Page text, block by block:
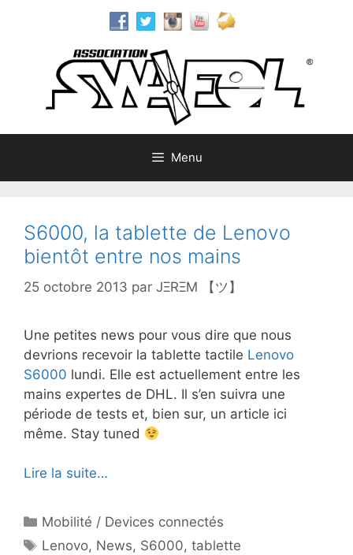
Menu
S6000, la tablette de Lenovo
bientôt entre nos mains
25 octobre 2013 par JΞRΞM 【ツ】
Une petites news pour vous dire que nous
devrions recevoir la tablette tactile Lenovo
S6000 lundi. Elle est actuellement entre les
mains expertes de DHL. Il s’en suivra une
période de tests et, bien sur, un article ici
même. Stay tuned
Lire la suite…
Catégories
Mobilité / Devices connectés
Étiquettes
Lenovo, News, S6000,tablette